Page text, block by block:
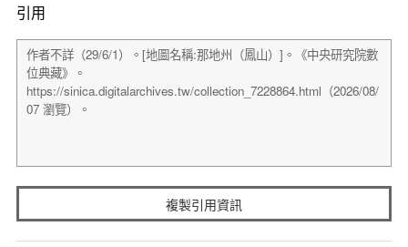
引用
複製引用資訊